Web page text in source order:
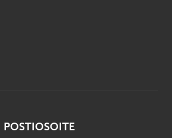
POSTIOSOITE